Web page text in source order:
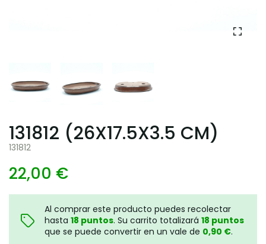
131812 (26X17.5X3.5 CM)
131812
22,00 €
Al comprar este producto puedes recolectar
hasta 18 puntos. Su carrito totalizará 18 puntos
que se puede convertir en un vale de 0,90 €.